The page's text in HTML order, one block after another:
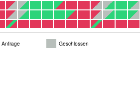
Anfrage Geschlossen